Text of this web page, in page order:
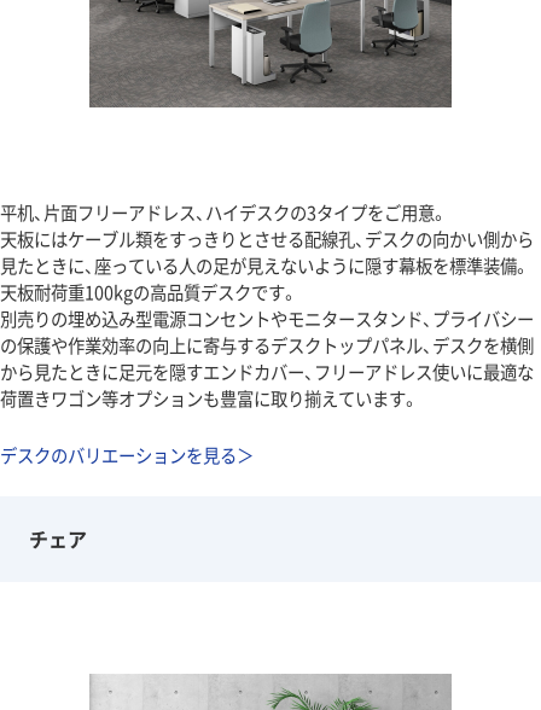
平机、片面フリーアドレス、ハイデスクの3タイプをご用意。
天板にはケーブル類をすっきりとさせる配線孔、デスクの向かい側から
見たときに、座っている人の足が見えないように隠す幕板を標準装備。
天板耐荷重100kgの高品質デスクです。
別売りの埋め込み型電源コンセントやモニタースタンド、プライバシー
の保護や作業効率の向上に寄与するデスクトップパネル、デスクを横側
から見たときに足元を隠すエンドカバー、フリーアドレス使いに最適な
荷置きワゴン等オプションも豊富に取り揃えています。
デスクのバリエーションを見る＞
チェア